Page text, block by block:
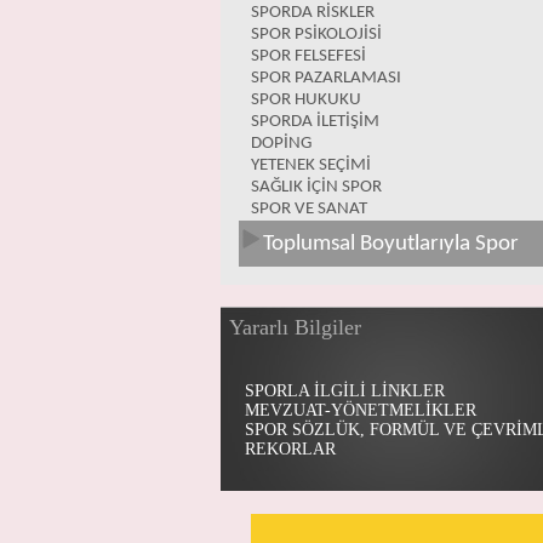
SPORDA RİSKLER
SPOR PSİKOLOJİSİ
SPOR FELSEFESİ
SPOR PAZARLAMASI
SPOR HUKUKU
SPORDA İLETİŞİM
DOPİNG
YETENEK SEÇİMİ
SAĞLIK İÇİN SPOR
SPOR VE SANAT
Toplumsal Boyutlarıyla Spor
Yararlı Bilgiler
SPORLA İLGİLİ LİNKLER
MEVZUAT-YÖNETMELİKLER
SPOR SÖZLÜK, FORMÜL VE
REKORLAR